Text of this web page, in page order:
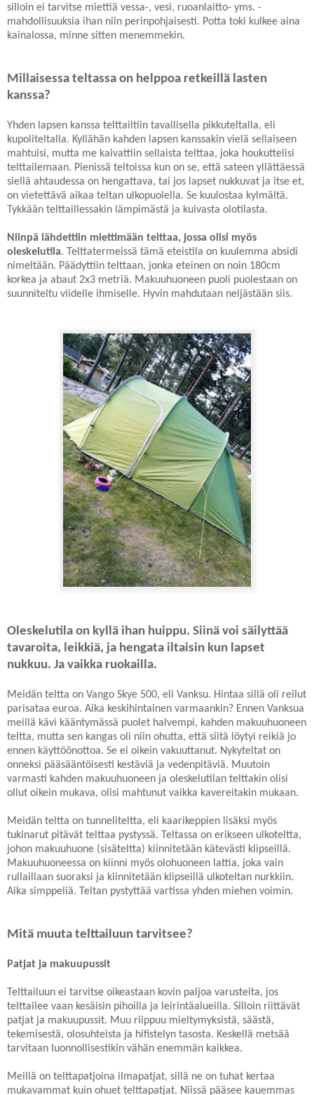
silloin ei tarvitse miettiä vessa-, vesi, ruoanlaitto- yms. -
mahdollisuuksia ihan niin perinpohjaisesti. Potta toki kulkee aina
kainalossa, minne sitten menemmekin.
Millaisessa teltassa on helppoa retkeillä lasten
kanssa?
Yhden lapsen kanssa telttailtiin tavallisella pikkuteltalla, eli
kupoliteltalla. Kyllähän kahden lapsen kanssakin vielä sellaiseen
mahtuisi, mutta me kaivattiin sellaista telttaa, joka houkuttelisi
telttailemaan. Pienissä teltoissa kun on se, että sateen yllättäessä
siellä ahtaudessa on hengattava, tai jos lapset nukkuvat ja itse et,
on vietettävä aikaa teltan ulkopuolella. Se kuulostaa kylmältä.
Tykkään telttaillessakin lämpimästä ja kuivasta olotilasta.
Niinpä lähdettiin miettimään telttaa, jossa olisi myös
oleskelutila. Telttatermeissä tämä eteistila on kuulemma absidi
nimeltään. Päädyttiin telttaan, jonka eteinen on noin 180cm
korkea ja abaut 2x3 metriä. Makuuhuoneen puoli puolestaan on
suunniteltu viidelle ihmiselle. Hyvin mahdutaan neljästään siis.
Oleskelutila on kyllä ihan huippu. Siinä voi säilyttää
tavaroita, leikkiä, ja hengata iltaisin kun lapset
nukkuu. Ja vaikka ruokailla.
Meidän teltta on Vango Skye 500, eli Vanksu. Hintaa sillä oli reilut
parisataa euroa. Aika keskihintainen varmaankin? Ennen Vanksua
meillä kävi kääntymässä puolet halvempi, kahden makuuhuoneen
teltta, mutta sen kangas oli niin ohutta, että siitä löytyi reikiä jo
ennen käyttöönottoa. Se ei oikein vakuuttanut. Nykyteltat on
onneksi pääsääntöisesti kestäviä ja vedenpitäviä. Muutoin
varmasti kahden makuuhuoneen ja oleskelutilan telttakin olisi
ollut oikein mukava, olisi mahtunut vaikka kavereitakin mukaan.
Meidän teltta on tunneliteltta, eli kaarikeppien lisäksi myös
tukinarut pitävät telttaa pystyssä. Teltassa on erikseen ulkoteltta,
johon makuuhuone (sisäteltta) kiinnitetään kätevästi klipseillä.
Makuuhuoneessa on kiinni myös olohuoneen lattia, joka vain
rullaillaan suoraksi ja kiinnitetään klipseillä ulkoteltan nurkkiin.
Aika simppeliä. Teltan pystyttää vartissa yhden miehen voimin.
Mitä muuta telttailuun tarvitsee?
Patjat ja makuupussit
Telttailuun ei tarvitse oikeastaan kovin paljoa varusteita, jos
telttailee vaan kesäisin pihoilla ja leirintäalueilla. Silloin riittävät
patjat ja makuupussit. Muu riippuu mieltymyksistä, säästä,
tekemisestä, olosuhteista ja hifistelyn tasosta. Keskellä metsää
tarvitaan luonnollisestikin vähän enemmän kaikkea.
Meillä on telttapatjoina ilmapatjat, sillä ne on tuhat kertaa
mukavammat kuin ohuet telttapatjat. Niissä pääsee kauemmas